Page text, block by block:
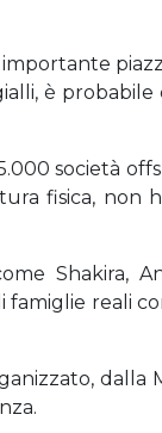
è
società
fisica, non
Shakira,
famiglie reali
dalla